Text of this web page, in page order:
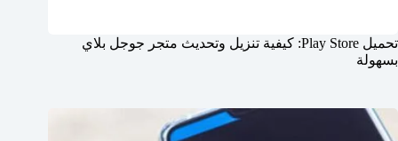
تحميل Play Store: كيفية تنزيل وتحديث متجر جوجل بلاي
بسهولة